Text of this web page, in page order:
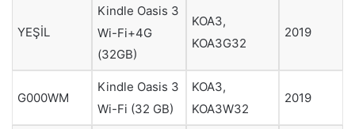
YEŞİL
Kindle Oasis 3
Wi-Fi+4G
(32GB)
KOA3,
KOA3G32
2019
G000WM
Kindle Oasis 3
Wi-Fi (32 GB)
KOA3,
KOA3W32
2019